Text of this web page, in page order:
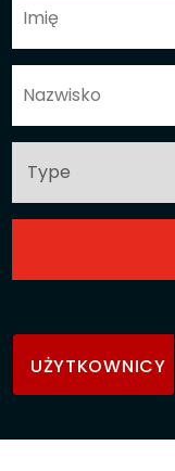
UŻYTKOWNICY